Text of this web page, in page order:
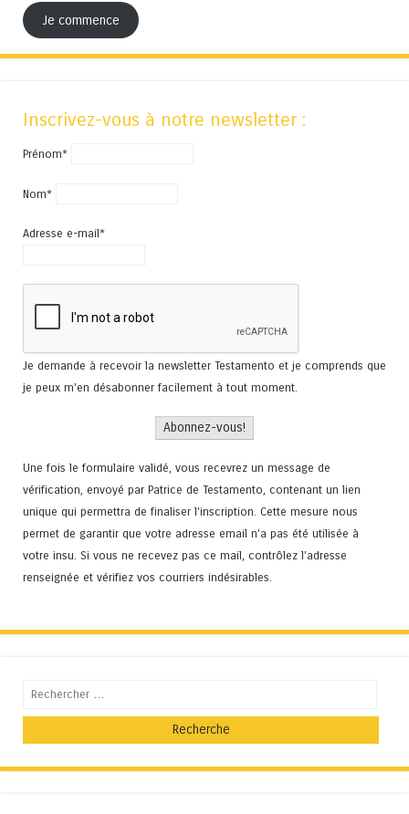
Je commence
Inscrivez-vous à notre newsletter :
Prénom*
Nom*
Adresse e-mail*
Je demande à recevoir la newsletter Testamento et je comprends que
je peux m'en désabonner facilement à tout moment.
Une fois le formulaire validé, vous recevrez un message de
vérification, envoyé par Patrice de Testamento, contenant un lien
unique qui permettra de finaliser l'inscription. Cette mesure nous
permet de garantir que votre adresse email n’a pas été utilisée à
votre insu. Si vous ne recevez pas ce mail, contrôlez l’adresse
renseignée et vérifiez vos courriers indésirables.
Recherche